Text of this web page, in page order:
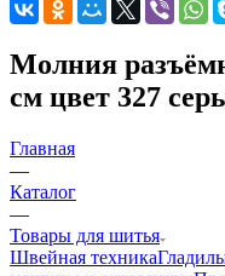
Молния
см цвет 327
Главная
—
Каталог
—
Товары для шитья
Швейная техника